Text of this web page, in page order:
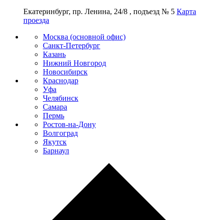
Екатеринбург, пр. Ленина, 24/8 , подъезд № 5 Карта
проезда
Москва (основной офис)
Санкт-Петербург
Казань
Нижний Новгород
Новосибирск
Краснодар
Уфа
Челябинск
Самара
Пермь
Ростов-на-Дону
Волгоград
Якутск
Барнаул